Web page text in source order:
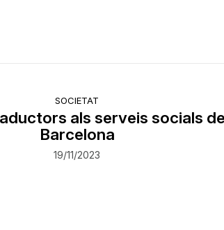
SOCIETAT
als serveis socials
Barcelona
19/11/2023